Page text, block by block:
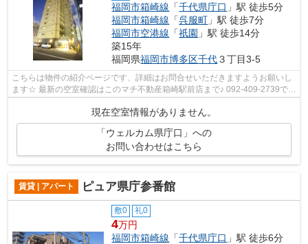
福岡市箱崎線 「千代県庁口 」駅 徒歩5分
福岡市箱崎線 「呉服町 」駅 徒歩7分
福岡市空港線 「祇園 」駅 徒歩14分
築15年
福岡県福岡市博多区千代３丁目3-5
こちらは物件の紹介ページです、詳細はお問合せいただきますようお願いし
ます☆ 最新の空室確認はこのマチ不動産箱崎駅前店まで♪ 092-409-2739で
現在空室情報がありません。
「ウェルカム県庁口」への
お問い合わせはこちら
賃貸 | アパート ピュア県庁参番館
敷0 礼0
4万円
福岡市箱崎線 「千代県庁口 」駅 徒歩6分